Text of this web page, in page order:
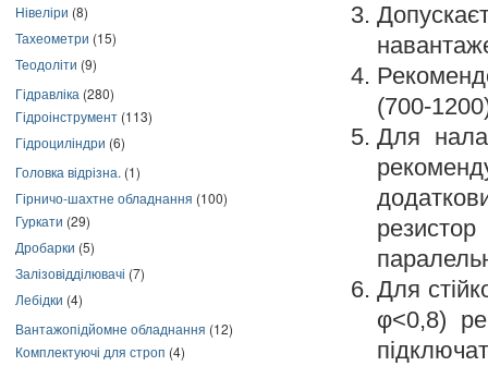
Нівеліри (8)
Тахеометри (15)
Теодоліти (9)
Гідравліка (280)
Гідроінструмент (113)
Гідроциліндри (6)
Головка відрізна. (1)
Гірничо-шахтне обладнання (100)
Гуркати (29)
Дробарки (5)
Залізовідділювачі (7)
Лебідки (4)
Вантажопідйомне обладнання (12)
Комплектуючі для строп (4)
(700-
Для
Для
φ<0,8)